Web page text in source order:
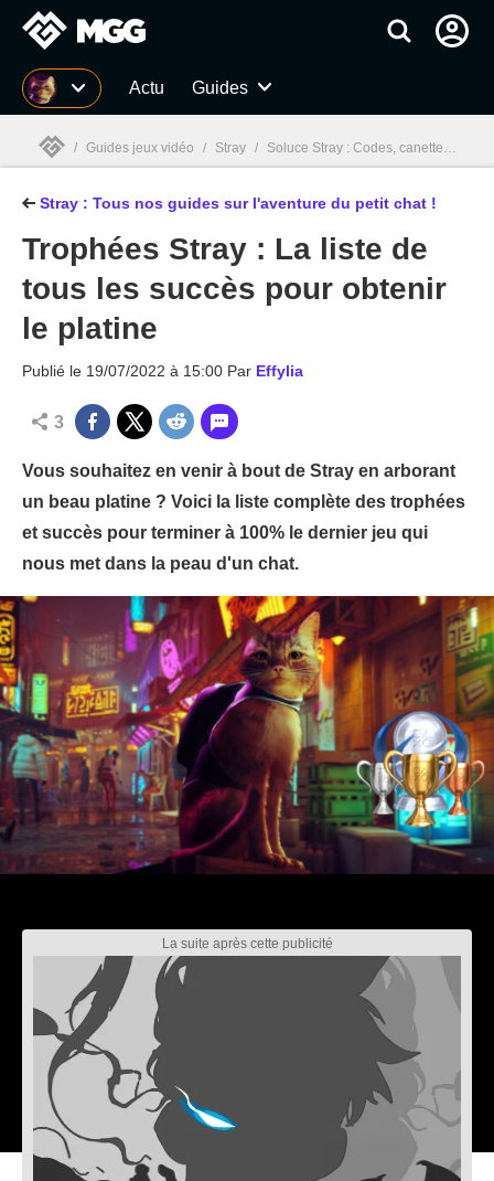
MGG Actu Guides
MGG
/ Guides jeux vidéo / Stray / Soluce Stray : Codes, canettes, partitions, souvenirs... Guide complet
Stray : Tous nos guides sur l'aventure du petit chat !
Trophées Stray : La liste de
tous les succès pour obtenir
le platine
Publié le 19/07/2022 à 15:00 Par Effylia
3
Vous souhaitez en venir à bout de Stray en arborant
un beau platine ? Voici la liste complète des trophées
et succès pour terminer à 100% le dernier jeu qui
nous met dans la peau d'un chat.